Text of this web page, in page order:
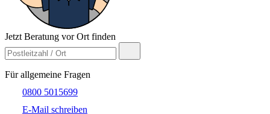
Jetzt Beratung vor Ort finden
Für allgemeine Fragen
0800 5015699
E-Mail schreiben